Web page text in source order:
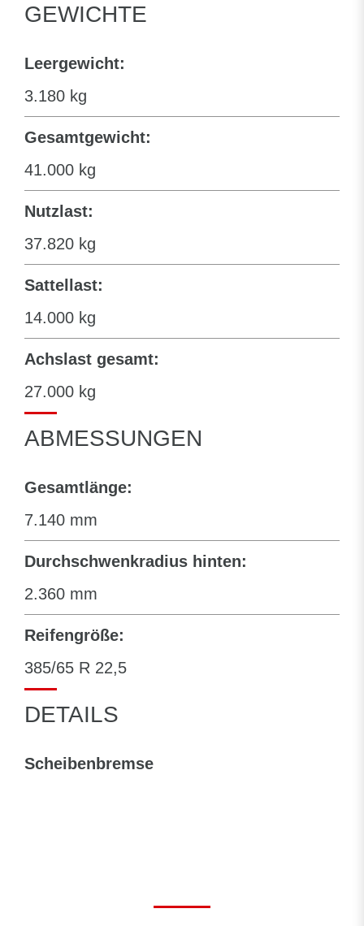
GEWICHTE
Leergewicht:
3.180 kg
Gesamtgewicht:
41.000 kg
Nutzlast:
37.820 kg
Sattellast:
14.000 kg
Achslast gesamt:
27.000 kg
ABMESSUNGEN
Gesamtlänge:
7.140 mm
Durchschwenkradius hinten:
2.360 mm
Reifengröße:
385/65 R 22,5
DETAILS
Scheibenbremse